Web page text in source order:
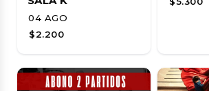
04 AGO
$2.200